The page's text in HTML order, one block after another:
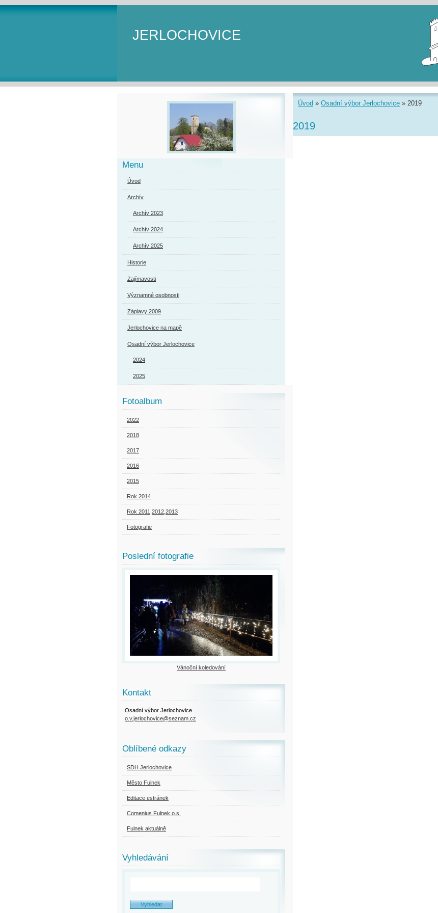
JERLOCHOVICE
Úvod » Osadní výbor Jerlochovice » 2019
2019
Menu
Úvod
Archív
Archív 2023
Archív 2024
Archív 2025
Historie
Zajímavosti
Významné osobnosti
Záplavy 2009
Jerlochovice na mapě
Osadní výbor Jerlochovice
2024
2025
Fotoalbum
2022
2018
2017
2016
2015
Rok 2014
Rok 2011,2012,2013
Fotografie
Poslední fotografie
Vánoční koledování
Kontakt
Osadní výbor Jerlochovice
o.v.jerlochovice@seznam.cz
Oblíbené odkazy
SDH Jerlochovice
Město Fulnek
Editace estránek
Comenius Fulnek o.s.
Fulnek aktuálně
Vyhledávání